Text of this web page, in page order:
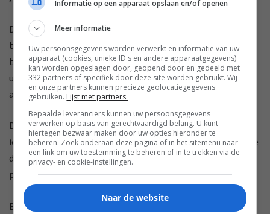
De Loewe-set is niet enkel een lust voor het oog, ook op
technisch vlak vormt deze combinatie een mooi geheel. De
televisie staat bol (figuurlijk dan) van de functies, met als
uitschieters de ingebouwde harde schijf en de prima
audiospeler.
De uitwerking van de internettoepassingen kan beter, en de
iets mindere beeldverwerking van de televisie compenseer je
door de Blu-ray-speler in 1.080p-stand te zetten. Dat levert
prima resultaten op.
Beide toestellen gebruiken een identieke afstandsbediening
Informatie op een apparaat opslaan en/of openen
Meer informatie
Uw persoonsgegevens worden verwerkt en informatie van uw
apparaat (cookies, unieke ID's en andere apparaatgegevens)
kan worden opgeslagen door, geopend door en gedeeld met
332 partners of specifiek door deze site worden gebruikt. Wij
en onze partners kunnen precieze geolocatiegegevens
gebruiken. Lijst met partners.
Bepaalde leveranciers kunnen uw persoonsgegevens
verwerken op basis van gerechtvaardigd belang. U kunt
hiertegen bezwaar maken door uw opties hieronder te
beheren. Zoek onderaan deze pagina of in het sitemenu naar
een link om uw toestemming te beheren of in te trekken via de
privacy- en cookie-instellingen.
Naar de website